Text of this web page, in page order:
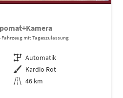
Fahrzeug mit Tageszulassung
Getriebe Automatik
Außenfarbe Kardio Rot
Kilometerstand 46 km